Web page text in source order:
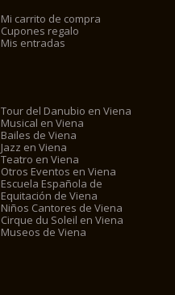
Mi carrito de compra
Cupones regalo
Mis entradas
Tour del Danubio en Viena
Musical en Viena
Bailes de Viena
Jazz en Viena
Teatro en Viena
Otros Eventos en Viena
Escuela Española de
Equitación de Viena
Niños Cantores de Viena
Cirque du Soleil en Viena
Museos de Viena